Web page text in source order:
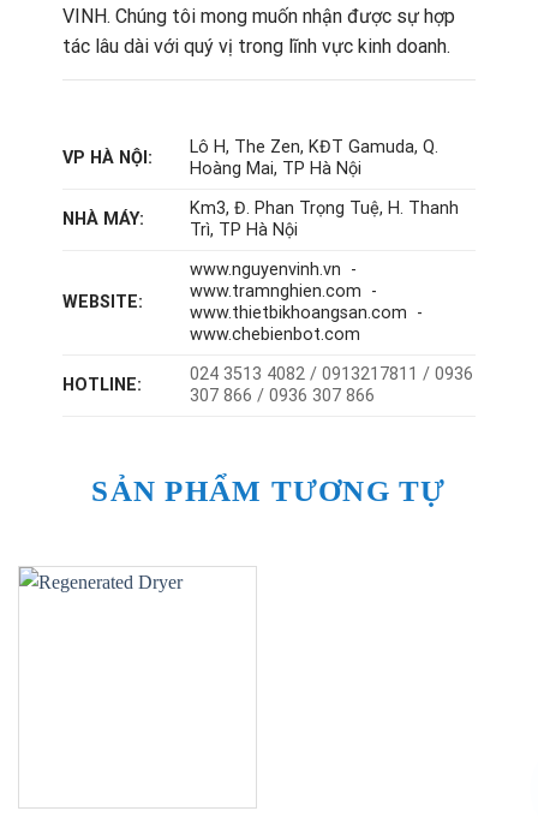
VINH. Chúng tôi mong muốn nhận được sự hợp
tác lâu dài với quý vị trong lĩnh vực kinh doanh.
VP HÀ NỘI:
Lô H, The Zen, KĐT Gamuda, Q.
Hoàng Mai, TP Hà Nội
NHÀ MÁY:
Km3, Đ. Phan Trọng Tuệ, H. Thanh
Trì, TP Hà Nội
WEBSITE:
www.nguyenvinh.vn -
www.tramnghien.com -
www.thietbikhoangsan.com -
www.chebienbot.com
HOTLINE:
024 3513 4082 / 0913217811 / 0936
307 866 / 0936 307 866
SẢN PHẨM TƯƠNG TỰ